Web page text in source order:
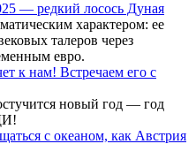
— редкий лосось Дуная
характером: ее
талеров через
евро.
к нам! Встречаем его с
новый год — год
с океаном, как Австрия